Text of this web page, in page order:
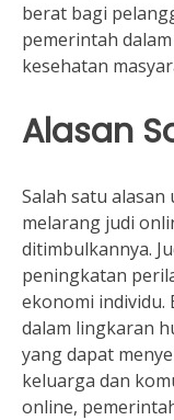
berat bagi
pemerintah
kesehatan
Alasan
Salah satu
melarang judi
ditimbulkannya.
peningkatan
ekonomi individu.
dalam lingkaran
yang dapat
keluarga dan
online,